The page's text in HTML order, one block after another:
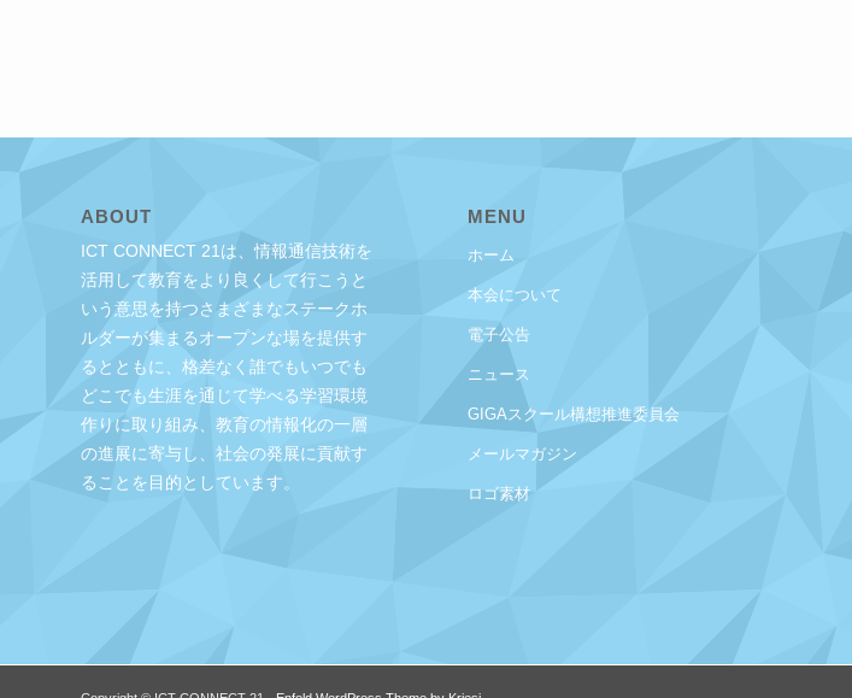
ABOUT
ICT CONNECT 21は、情報通信技術を
活用して教育をより良くして行こうと
いう意思を持つさまざまなステークホ
ルダーが集まるオープンな場を提供す
るとともに、格差なく誰でもいつでも
どこでも生涯を通じて学べる学習環境
作りに取り組み、教育の情報化の一層
の進展に寄与し、社会の発展に貢献す
ることを目的としています。
MENU
ホーム
本会について
電子公告
ニュース
GIGAスクール構想推進委員会
メールマガジン
ロゴ素材